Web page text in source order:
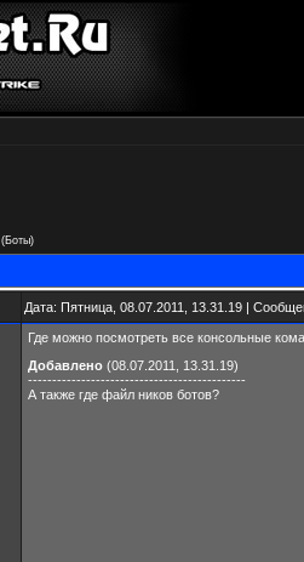
(Боты)
Дата: Пятница, 08.07.2011, 13.31.19 |
Где можно посмотреть все консольные
Добавлено (08.07.2011, 13.31.19)
---------------------------------------------
А также где файл ников ботов?